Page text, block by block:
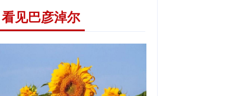
看见巴彦淖尔